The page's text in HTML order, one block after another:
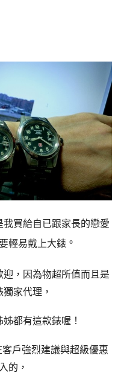
我買給自已跟家長的戀愛
。
，因為物超所值而且是
家代理，
都有這款錶喔！
戶強烈建議與超級優惠
的，